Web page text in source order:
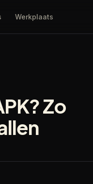
Werkplaats
Zo